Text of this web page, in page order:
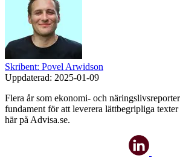
Skribent: Povel Arwidson
Uppdaterad: 2025-01-09
Flera år som ekonomi- och
fundament för att leverera lättbegripliga
här på Advisa.se.